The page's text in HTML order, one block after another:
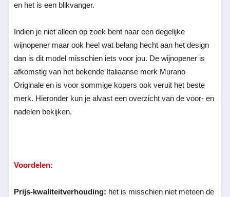
en het is een blikvanger.
Indien je niet alleen op zoek bent naar een degelijke
wijnopener maar ook heel wat belang hecht aan het design
dan is dit model misschien iets voor jou. De wijnopener is
afkomstig van het bekende Italiaanse merk Murano
Originale en is voor sommige kopers ook veruit het beste
merk. Hieronder kun je alvast een overzicht van de voor- en
nadelen bekijken.
Voordelen:
Prijs-kwaliteitverhouding: het is misschien niet meteen de